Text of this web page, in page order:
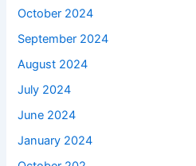
October 2024
September 2024
August 2024
July 2024
June 2024
January 2024